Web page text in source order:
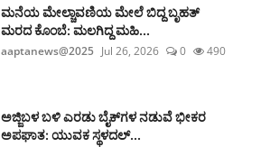
ಮನೆಯ ಮೇಲ್ಚಾವಣಿಯ ಮೇಲೆ ಬಿದ್ದ ಬೃಹತ್
ಮರದ ಕೊಂಬೆ: ಮಲಗಿದ್ದ ಮಹಿ...
aaptanews@2025 Jul 26, 2026 0 490
ಅಜ್ಜಿಬಳ ಬಳಿ ಎರಡು ಬೈಕ್‌ಗಳ ನಡುವೆ ಭೀಕರ
ಅಪಘಾತ: ಯುವಕ ಸ್ಥಳದಲ್...